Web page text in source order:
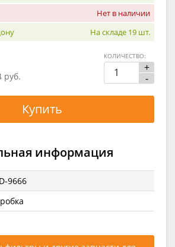
Нет в наличии
На складе 19 шт.
руб.
+
-
КОЛИЧЕСТВО:
Купить
информация
9666